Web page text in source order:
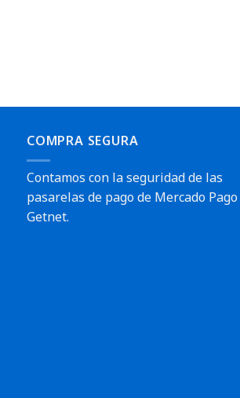
COMPRA SEGURA
Contamos con la seguridad de las
pasarelas de pago de Mercado
Getnet.